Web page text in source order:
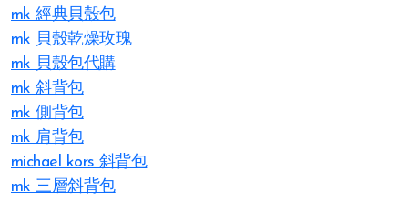
mk 經典貝殼包
mk 貝殼乾燥玫瑰
mk 貝殼包代購
mk 斜背包
mk 側背包
mk 肩背包
michael kors 斜背包
mk 三層斜背包